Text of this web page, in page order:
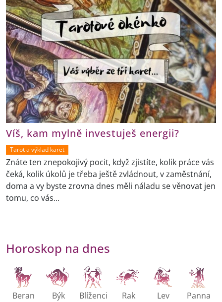
Víš, kam mylně investuješ energii?
Tarot a výklad karet
Znáte ten znepokojivý pocit, když zjistíte, kolik práce vás
čeká, kolik úkolů je třeba ještě zvládnout, v zaměstnání,
doma a vy byste zrovna dnes měli náladu se věnovat jen
tomu, co vás...
Horoskop na dnes
Beran Býk Blíženci Rak Lev Panna